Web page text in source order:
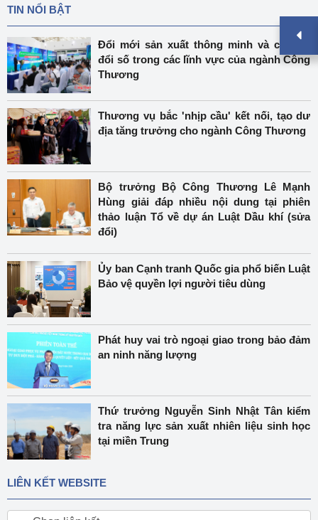
TIN NỔI BẬT
Đổi mới sản xuất thông minh và chuyển
đổi số trong các lĩnh vực của ngành Công
Thương
Thương vụ bắc 'nhịp cầu' kết nối, tạo dư
địa tăng trưởng cho ngành Công Thương
Bộ trưởng Bộ Công Thương Lê Mạnh
Hùng giải đáp nhiều nội dung tại phiên
thảo luận Tổ về dự án Luật Dầu khí (sửa
đổi)
Ủy ban Cạnh tranh Quốc gia phổ biến Luật
Bảo vệ quyền lợi người tiêu dùng
Phát huy vai trò ngoại giao trong bảo đảm
an ninh năng lượng
Thứ trưởng Nguyễn Sinh Nhật Tân kiểm
tra năng lực sản xuất nhiên liệu sinh học
tại miền Trung
LIÊN KẾT WEBSITE